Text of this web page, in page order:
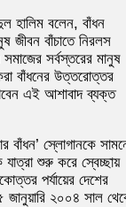
হালিম বলেন, বাঁধন
জীবন বাঁচাতে নিরলস
সর্বস্তরের মানুষ
বাঁধনের উত্তরোত্তর
এই আশাবাদ ব্যক্ত
স্লোগানকে
যাত্রা শুরু করে স্বেচ্ছায়
পর্যায়ের দেশের
৫ জানুয়ারি ২০০৪ সাল